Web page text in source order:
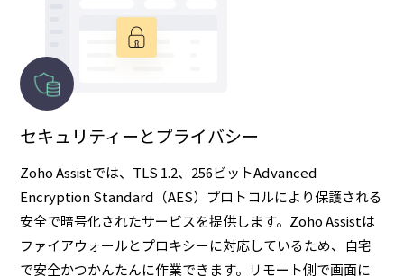
セキュリティーとプライバシー
Zoho Assistでは、TLS 1.2、256ビットAdvanced
Encryption Standard（AES）プロトコルにより保護される
安全で暗号化されたサービスを提供します。Zoho Assistは
ファイアウォールとプロキシーに対応しているため、自宅
で安全かつかんたんに作業できます。リモート側で画面に